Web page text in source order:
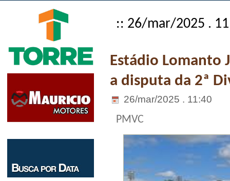
:: 26/mar/2025 .
Estádio Lomanto
a disputa da 2ª
26/mar/2025 . 11:40
PMVC